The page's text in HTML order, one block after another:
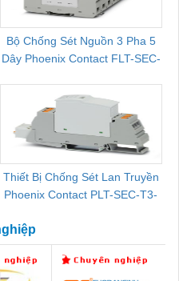
Bộ Chống Sét Nguồn 3 Pha 5
Dây Phoenix Contact FLT-SEC-
Thiết Bị Chống Sét Lan Truyền
Phoenix Contact PLT-SEC-T3-